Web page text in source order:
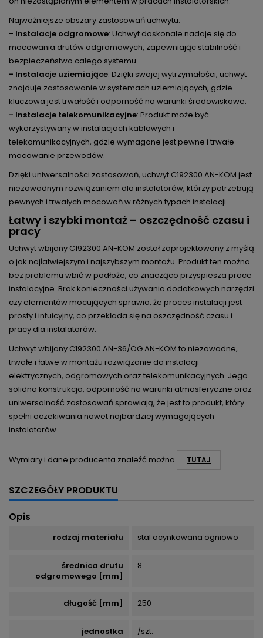
Najważniejsze obszary zastosowań uchwytu:
- Instalacje odgromowe: Uchwyt doskonale nadaje się do
mocowania drutów odgromowych, zapewniając stabilność i
bezpieczeństwo całego systemu.
- Instalacje uziemiające: Dzięki swojej wytrzymałości, uchwyt
znajduje zastosowanie w systemach uziemiających, gdzie
kluczowa jest trwałość i odporność na warunki środowiskowe.
- Instalacje telekomunikacyjne: Produkt może być
wykorzystywany w instalacjach kablowych i
telekomunikacyjnych, gdzie wymagane jest pewne i trwałe
mocowanie przewodów.
Dzięki uniwersalności zastosowań, uchwyt C192300 AN-KOM jest
niezawodnym rozwiązaniem dla instalatorów, którzy potrzebują
pewnych i trwałych mocowań w różnych typach instalacji.
Łatwy i szybki montaż – oszczędność czasu i
pracy
Uchwyt wbijany C192300 AN-KOM został zaprojektowany z myślą
o jak najłatwiejszym i najszybszym montażu. Produkt ten można
bez problemu wbić w podłoże, co znacząco przyspiesza prace
instalacyjne. Brak konieczności używania dodatkowych narzędzi
czy elementów mocujących sprawia, że proces instalacji jest
prosty i intuicyjny, co przekłada się na oszczędność czasu i
pracy dla instalatorów.
Uchwyt wbijany C192300 AN-36/OG AN-KOM to niezawodne,
trwałe i łatwe w montażu rozwiązanie do instalacji
elektrycznych, odgromowych oraz telekomunikacyjnych. Jego
solidna konstrukcja, odporność na warunki atmosferyczne oraz
uniwersalność zastosowań sprawiają, że jest to produkt, który
spełni oczekiwania nawet najbardziej wymagających
instalatorów
Wymiary i dane producenta znaleźć można TUTAJ
SZCZEGÓŁY PRODUKTU
Opis
rodzaj materiału stal ocynkowana ogniowo
średnica drutu
odgromowego [mm]
8
długość [mm] 250
jednostka /szt.